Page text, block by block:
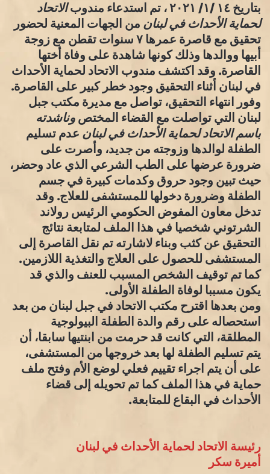
بتاريخ ١٤ /١/ ٢٠٢١ ، تم استدعاء مندوب
الاتحاد
لحماية الأحداث في لبنان من الجهات المعنية لحضور
تحقيق مع قاصرة عمرها ٧ سنوات تقطن مع زوجة
أبيها ووالدها وذلك كونها شاهدة على وفاة أختها
القاصرة. وقد اكتشف مندوب الاتحاد لحماية الأحداث
في لبنان أثناء التحقيق وجود خطر كبير على القاصرة.
وفور انتهاء التحقيق، تواصل مع مديرة مكتب جبل
لبنان التي تواصلت مع القضاء المختص وناشدته
باسم الاتحاد لحماية الأحداث في لبنان عدم تسليم
الطفلة لوالدها وزوجته من جديد، وأصرت على
ضرورة عرضها على الطب الشرعي الذي عاد وحضر،
حيث تبين وجود حروق وكدمات كبيرة في جسم
الطفلة وضرورة دخولها للمستشفى للعلاج. وقد
تدخل معاون المفوض الحكومي الرئيس رولاند
الشرتوني شخصيا في هذا الملف لمتابعة نتائج
التحقيق عن كثب وبناء لاشارته تم نقل القاصرة إلى
المستشفى للحصول على العلاج والتغذية اللازمين.
كما تم توقيف الشخص المسبب للعنف والذي قد
يكون مسببا لوفاة الطفلة الأولى.
ومن بعدها اقترح مكتب الاتحاد في جبل لبنان من بعد
استحصاله على رقم والدة الطفلة البيولوجية
المطلقة، التي كانت قد حرمت من ابنتيها سابقا، أن
يتم تسليم الطفلة لها بعد خروجها من المستشفى،
على أن يتم اجراء تقييم فعلي لوضع الأم وفتح ملف
حماية في هذا الملف كما تم تحويله إلى قضاء
الأحداث في البقاع للمتابعة.
رئيسة الاتحاد لحماية الأحداث في لبنان
أميرة سكر